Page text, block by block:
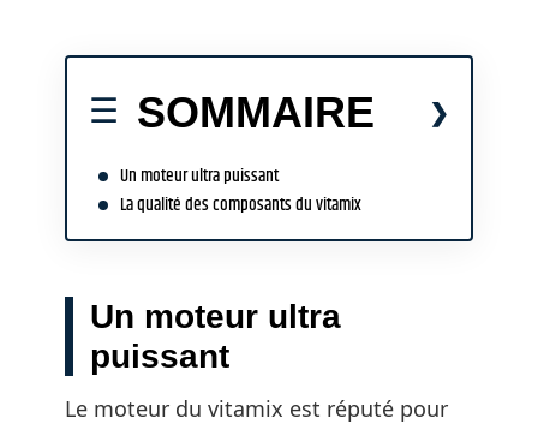
SOMMAIRE
Un moteur ultra puissant
La qualité des composants du vitamix
Un moteur ultra
puissant
Le moteur du vitamix est réputé pour